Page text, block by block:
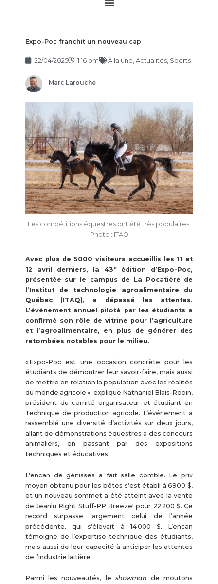
Expo-Poc franchit un nouveau cap
22/04/2025 1:16 pm À la une Actualités, Sports
Marc Larouche
Les compétitions équestres ont été très populaires.
Photo : ITAQ
Avec plus de 5000 visiteurs accueillis les 11 et
12 avril derniers, la 43eédition d’Expo-Poc,
présentée sur le campus de La Pocatière de
l’Institut de technologie agroalimentaire du
Québec (ITAQ), a dépassé les attentes.
L’événement annuel piloté par les étudiants a
confirmé son rôle de vitrine pour l’agriculture
et l’agroalimentaire, en plus de générer des
retombées notables pour le milieu.
« Expo-Poc est une occasion concrète pour les
étudiants de démontrer leur savoir-faire, mais aussi
de mettre en relation la population avec les réalités
du monde agricole », explique Nathaniël Blais-Robin,
président du comité organisateur et étudiant en
Technique de production agricole. L’événement a
rassemblé une diversité d’activités sur deux jours,
allant de démonstrations équestres à des concours
animaliers, en passant par des expositions
techniques et éducatives.
L’encan de génisses a fait salle comble. Le prix
moyen obtenu pour les bêtes s’est établi à 6900 $,
et un nouveau sommet a été atteint avec la vente
de Jeanlu Right Stuff-PP Breeze! pour 22 200 $. Ce
record surpasse largement celui de l’année
précédente, qui s’élevait à 14 000 $. L’encan
témoigne de l’expertise technique des étudiants,
mais aussi de leur capacité à anticiper les attentes
de l’industrie laitière.
Parmi les nouveautés, le showman de moutons